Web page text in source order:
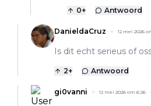
0+ Antwoord
DanieldaCruz 12 mei 2026
Is dit echt serieus of
2+ Antwoord
gi0vanni 12 mei 2026 om 6:26